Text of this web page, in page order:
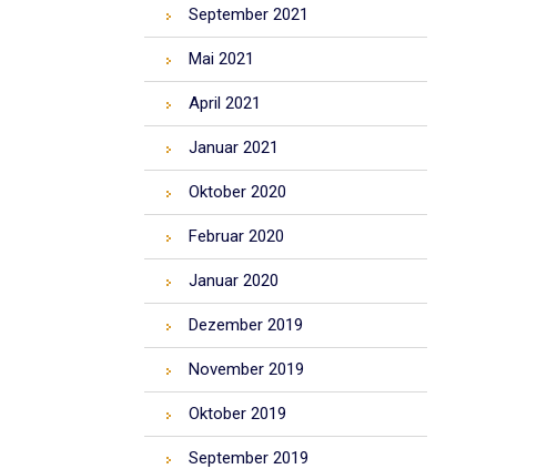
September 2021
Mai 2021
April 2021
Januar 2021
Oktober 2020
Februar 2020
Januar 2020
Dezember 2019
November 2019
Oktober 2019
September 2019